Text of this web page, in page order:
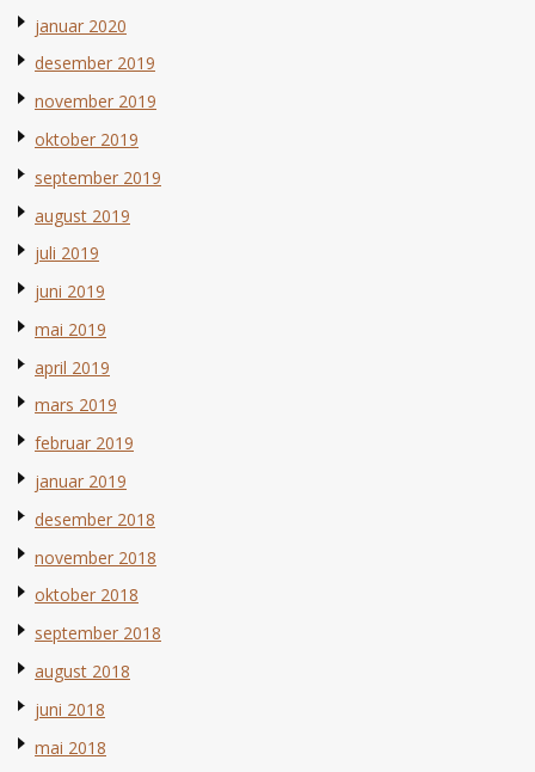
januar 2020
desember 2019
november 2019
oktober 2019
september 2019
august 2019
juli 2019
juni 2019
mai 2019
april 2019
mars 2019
februar 2019
januar 2019
desember 2018
november 2018
oktober 2018
september 2018
august 2018
juni 2018
mai 2018